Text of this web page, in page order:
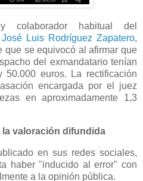
colaborador habitual del
José Luis Rodríguez Zapatero,
que se equivocó al afirmar que
del exmandatario tenían
euros. La rectificación
encargada por el juez
en aproximadamente 1,3
valoración difundida
en sus redes sociales,
haber "inducido al error" con
a la opinión pública.